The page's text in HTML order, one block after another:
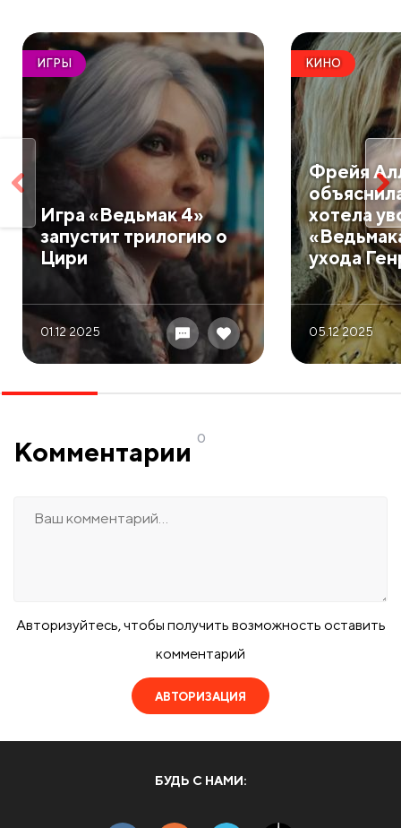
ИГРЫ
Игра «Ведьмак 4»
запустит трилогию о
Цири
01.12 2025
КИНО
Фрейя
хотела
ухода
05.12 2025
Комментарии 0
Авторизуйтесь, чтобы получить возможность оставить
комментарий
АВТОРИЗАЦИЯ
БУДЬ С НАМИ: